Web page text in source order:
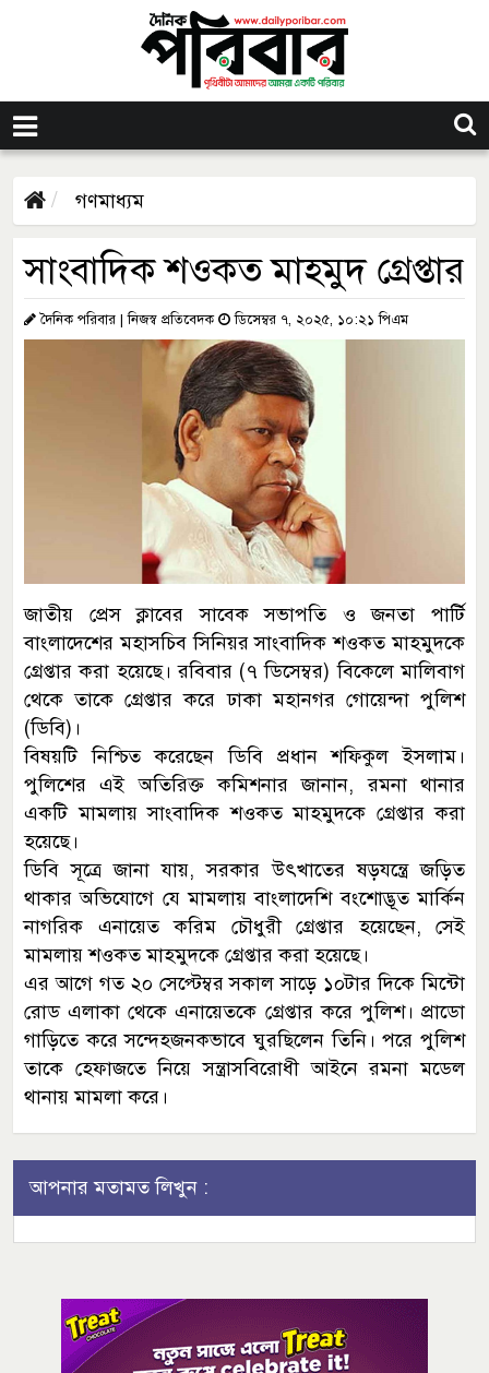
গণমাধ্যম
সাংবাদিক শওকত মাহমুদ গ্রেপ্তার
দৈনিক পরিবার | নিজস্ব প্রতিবেদক ডিসেম্বর ৭, ২০২৫, ১০:২১ পিএম
জাতীয় প্রেস ক্লাবের সাবেক সভাপতি ও জনতা পার্টি
বাংলাদেশের মহাসচিব সিনিয়র সাংবাদিক শওকত মাহমুদকে
গ্রেপ্তার করা হয়েছে। রবিবার (৭ ডিসেম্বর) বিকেলে মালিবাগ
থেকে তাকে গ্রেপ্তার করে ঢাকা মহানগর গোয়েন্দা পুলিশ
(ডিবি)।
বিষয়টি নিশ্চিত করেছেন ডিবি প্রধান শফিকুল ইসলাম।
পুলিশের এই অতিরিক্ত কমিশনার জানান, রমনা থানার
একটি মামলায় সাংবাদিক শওকত মাহমুদকে গ্রেপ্তার করা
হয়েছে।
ডিবি সূত্রে জানা যায়, সরকার উৎখাতের ষড়যন্ত্রে জড়িত
থাকার অভিযোগে যে মামলায় বাংলাদেশি বংশোদ্ভূত মার্কিন
নাগরিক এনায়েত করিম চৌধুরী গ্রেপ্তার হয়েছেন, সেই
মামলায় শওকত মাহমুদকে গ্রেপ্তার করা হয়েছে।
এর আগে গত ২০ সেপ্টেম্বর সকাল সাড়ে ১০টার দিকে মিন্টো
রোড এলাকা থেকে এনায়েতকে গ্রেপ্তার করে পুলিশ। প্রাডো
গাড়িতে করে সন্দেহজনকভাবে ঘুরছিলেন তিনি। পরে পুলিশ
তাকে হেফাজতে নিয়ে সন্ত্রাসবিরোধী আইনে রমনা মডেল
থানায় মামলা করে।
আপনার মতামত লিখুন :